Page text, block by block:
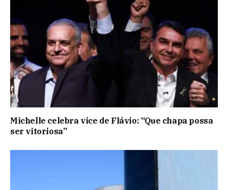
Michelle celebra vice de Flávio: “Que chapa possa
ser vitoriosa”